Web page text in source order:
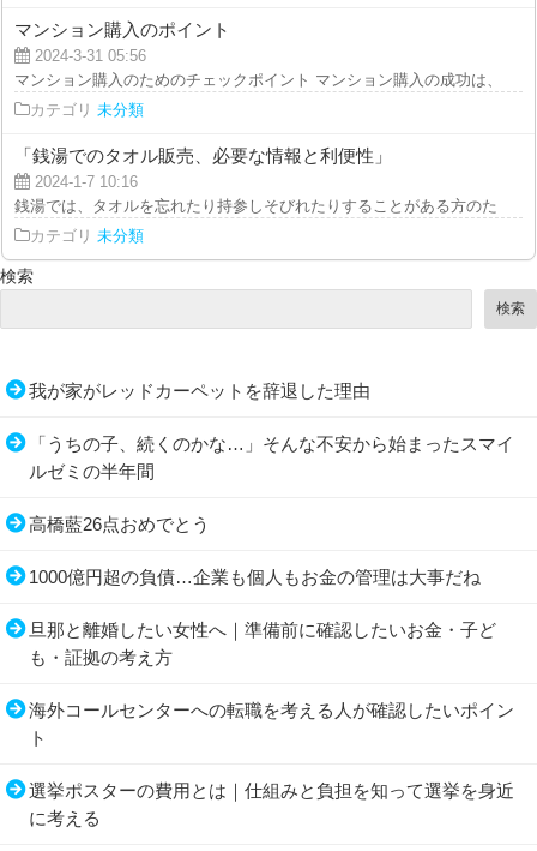
マンション購入のポイント
2024-3-31 05:56
マンション購入のためのチェックポイント マンション購入の成功は、人
カテゴリ 未分類
「銭湯でのタオル販売、必要な情報と利便性」
2024-1-7 10:16
銭湯では、タオルを忘れたり持参しそびれたりすることがある方のために
カテゴリ 未分類
検索
検索
我が家がレッドカーペットを辞退した理由
「うちの子、続くのかな…」そんな不安から始まったスマイ
ルゼミの半年間
高橋藍26点おめでとう
1000億円超の負債…企業も個人もお金の管理は大事だね
旦那と離婚したい女性へ｜準備前に確認したいお金・子ど
も・証拠の考え方
海外コールセンターへの転職を考える人が確認したいポイン
ト
選挙ポスターの費用とは｜仕組みと負担を知って選挙を身近
に考える